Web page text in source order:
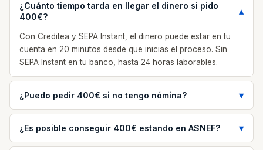
¿Cuánto tiempo tarda en llegar el dinero si pido
400€?
Con Creditea y SEPA Instant, el dinero puede estar en tu
cuenta en 20 minutos desde que inicias el proceso. Sin
SEPA Instant en tu banco, hasta 24 horas laborables.
¿Puedo pedir 400€ si no tengo nómina?
¿Es posible conseguir 400€ estando en ASNEF?